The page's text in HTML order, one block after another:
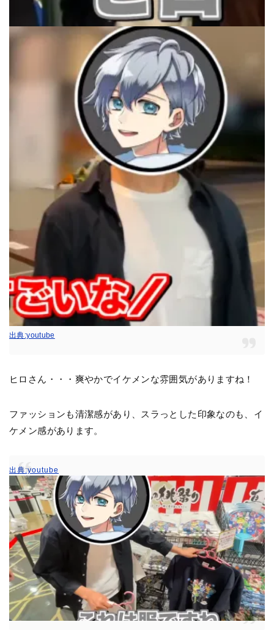
出典:youtube
ヒロさん・・・爽やかでイケメンな雰囲気がありますね！
ファッションも清潔感があり、スラっとした印象なのも、イ
ケメン感があります。
出典:youtube